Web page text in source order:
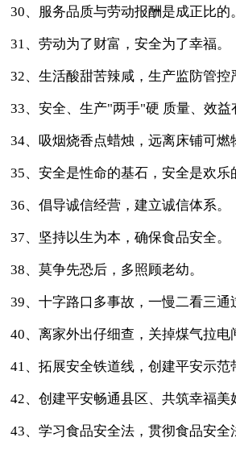
30、服务品质与劳动报酬是成正比的。
31、劳动为了财富，安全为了幸福。
32、生活酸甜苦辣咸，生产监防管控
33、安全、生产"两手"硬 质量、效益
34、吸烟烧香点蜡烛，远离床铺可燃
35、安全是性命的基石，安全是欢乐
36、倡导诚信经营，建立诚信体系。
37、坚持以生为本，确保食品安全。
38、莫争先恐后，多照顾老幼。
39、十字路口多事故，一慢二看三通
40、离家外出仔细查，关掉煤气拉电
41、拓展安全铁道线，创建平安示范
42、创建平安畅通县区、共筑幸福美
43、学习食品安全法，贯彻食品安全